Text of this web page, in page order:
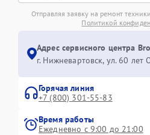
Отправляя заявку на ремонт
Политикой
Адрес сервисного центра
г. Нижневартовск, ул. 60 лет
Горячая линия
+7 (800) 301-55-83
Время работы
Ежедневно с 9:00 до 21:00